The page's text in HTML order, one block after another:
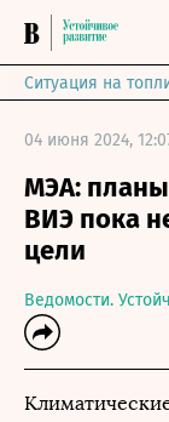
Ситуация на
04 июня 2024,
МЭА: планы
ВИЭ пока
цели
Ведомости.